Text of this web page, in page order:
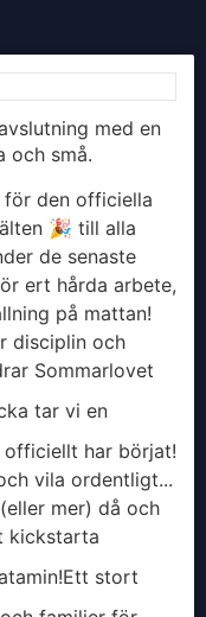
med en
och små.
den officiella
🎉 till alla
de senaste
ert hårda arbete,
på mattan!
disciplin och
Sommarlovet
tar vi en
har börjat!
vila ordentligt...
mer) då och
kickstarta
​Ett stort